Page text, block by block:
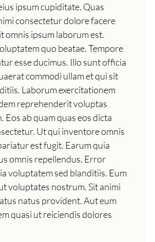
ipsum cupiditate. Quas
consectetur dolore facere
omnis ipsum laborum est.
quo beatae. Tempore
esse ducimus. Illo sunt officia
commodi ullam et qui sit
Laborum exercitationem
reprehenderit voluptas
Eos ab quam quas eos dicta
Ut qui inventore omnis
est fugit. Earum quia
omnis repellendus. Error
voluptatem sed blanditiis. Eum
voluptates nostrum. Sit animi
natus provident. Aut eum
quasi ut reiciendis dolores